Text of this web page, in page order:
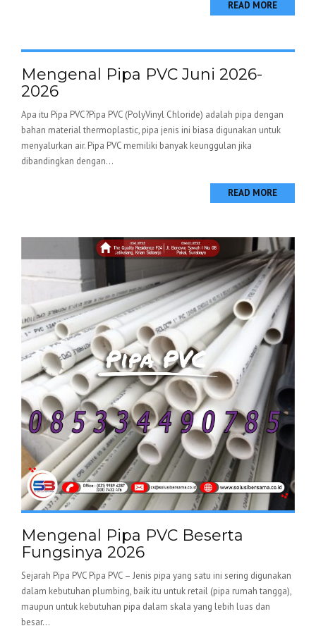
READ MORE
Mengenal Pipa PVC Juni 2026-
2026
Apa itu Pipa PVC?Pipa PVC (PolyVinyl Chloride) adalah pipa dengan
bahan material thermoplastic, pipa jenis ini biasa digunakan untuk
menyalurkan air. Pipa PVC memiliki banyak keunggulan jika
dibandingkan dengan...
READ MORE
Mengenal Pipa PVC Beserta
Fungsinya 2026
Sejarah Pipa PVC Pipa PVC – Jenis pipa yang satu ini sering digunakan
dalam kebutuhan plumbing, baik itu untuk retail (pipa rumah tangga),
maupun untuk kebutuhan pipa dalam skala yang lebih luas dan
besar...